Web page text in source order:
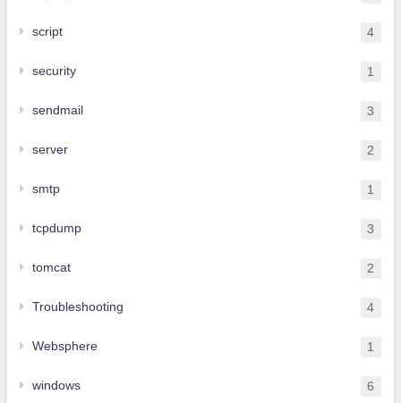
script 4
security 1
sendmail 3
server 2
smtp 1
tcpdump 3
tomcat 2
Troubleshooting 4
Websphere 1
windows 6